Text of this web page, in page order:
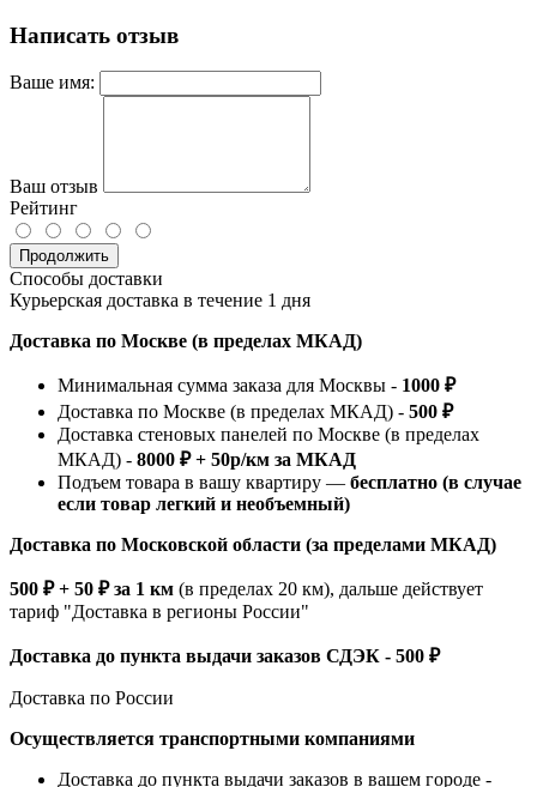
Написать отзыв
Ваше имя:
Ваш отзыв
Рейтинг
Продолжить
Способы доставки
Курьерская доставка в течение 1 дня
Доставка по Москве (в пределах МКАД)
Минимальная сумма заказа для Москвы - 1000 ₽
Доставка по Москве (в пределах МКАД) - 500 ₽
Доставка стеновых панелей по Москве (в пределах
МКАД) - 8000 ₽ + 50р/км за МКАД
Подъем товара в вашу квартиру — бесплатно (в случае
если товар легкий и необъемный)
Доставка по Московской области (за пределами МКАД)
500 ₽ + 50 ₽ за 1 км (в пределах 20 км), дальше действует
тариф "Доставка в регионы России"
Доставка до пункта выдачи заказов СДЭК - 500 ₽
Доставка по России
Осуществляется транспортными компаниями
Доставка до пункта выдачи заказов в вашем городе -